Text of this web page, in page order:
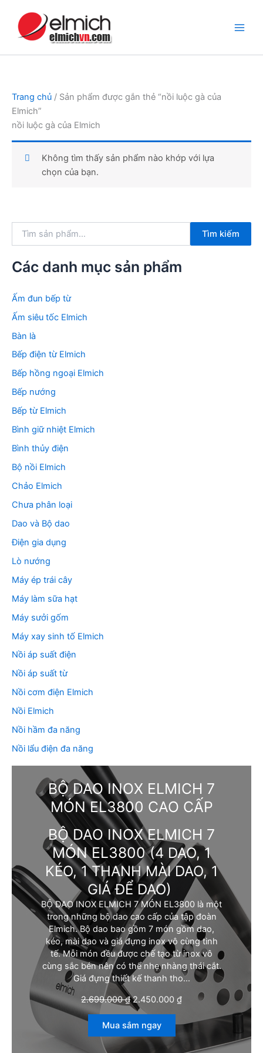
Trang chủ / Sản phẩm được gắn thẻ “nồi luộc gà của
Elmich”
nồi luộc gà của Elmich
Không tìm thấy sản phẩm nào khớp với lựa
chọn của bạn.
k
m
Tìm kiếm
Các danh mục sản phẩm
Ấm đun bếp từ
Ấm siêu tốc Elmich
Bàn là
Bếp điện từ Elmich
Bếp hồng ngoại Elmich
Bếp nướng
Bếp từ Elmich
Bình giữ nhiệt Elmich
Bình thủy điện
Bộ nồi Elmich
Chảo Elmich
Chưa phân loại
Dao và Bộ dao
Điện gia dụng
Lò nướng
Máy ép trái cây
Máy làm sữa hạt
Máy sưởi gốm
Máy xay sinh tố Elmich
Nồi áp suất điện
Nồi áp suất từ
Nồi cơm điện Elmich
Nồi Elmich
Nồi hầm đa năng
Nồi lẩu điện đa năng
BỘ DAO INOX ELMICH 7
MÓN EL3800 CAO CẤP
BỘ DAO INOX ELMICH 7
MÓN EL3800(4 DAO, 1
KÉO, 1 THANH MÀI DAO, 1
GIÁ ĐỂ DAO)
BỘ DAO INOX ELMICH 7 MÓN EL3800 là một
trong những bộ dao cao cấp của tập đoàn
Elmich. Bộ dao bao gồm 7 món gồm dao,
kéo, mài dao và giá đựng inox vô cùng tinh
tế. Mỗi món đều được chế tạo từ inox vô
cùng sắc bén nên có thể nhẹ nhàng thái cắt.
Giá đựng thiết kế thanh tho…
2.699.000₫G
i
g
ố
2.450.000 ₫G
h
Mua sắm ngay